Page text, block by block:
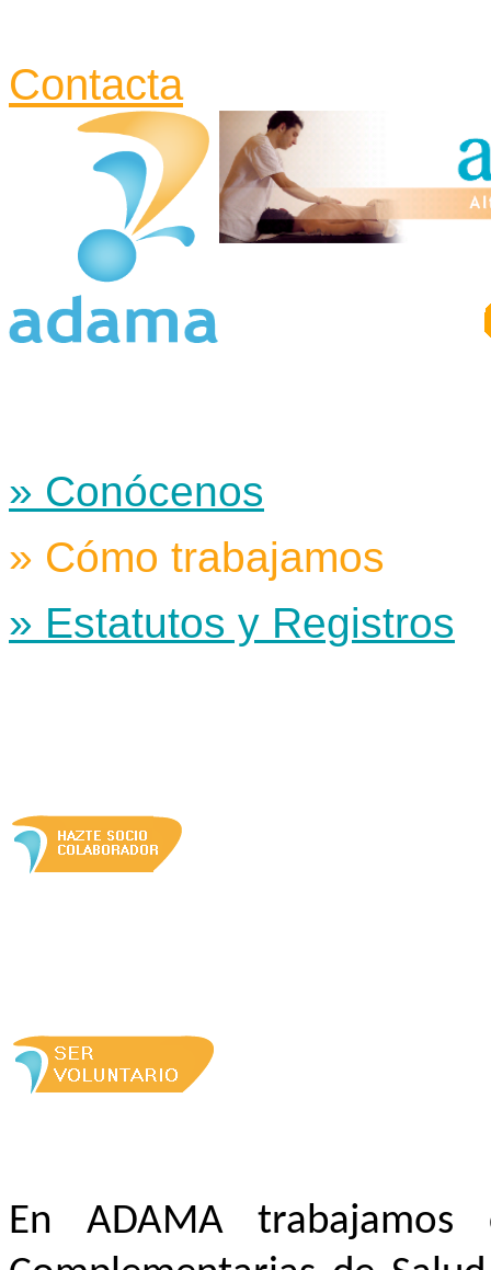
Contacta
» Conócenos
» Cómo trabajamos
» Estatutos y Registros
En ADAMA